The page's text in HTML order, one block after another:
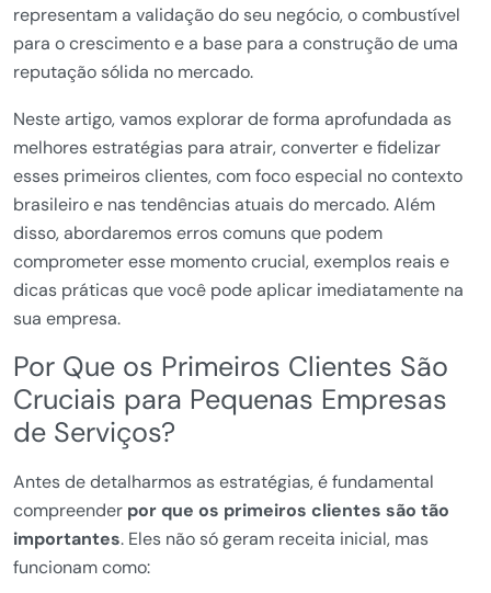
representam a validação do seu negócio, o combustível
para o crescimento e a base para a construção de uma
reputação sólida no mercado.
Neste artigo, vamos explorar de forma aprofundada as
melhores estratégias para atrair, converter e fidelizar
esses primeiros clientes, com foco especial no contexto
brasileiro e nas tendências atuais do mercado. Além
disso, abordaremos erros comuns que podem
comprometer esse momento crucial, exemplos reais e
dicas práticas que você pode aplicar imediatamente na
sua empresa.
Por Que os Primeiros Clientes São
Cruciais para Pequenas Empresas
de Serviços?
Antes de detalharmos as estratégias, é fundamental
compreender por que os primeiros clientes são tão
importantes. Eles não só geram receita inicial, mas
funcionam como: